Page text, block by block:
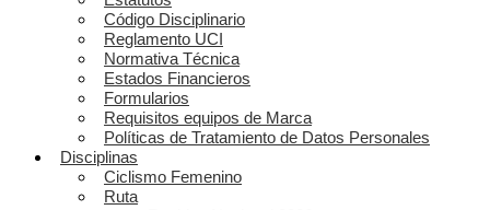
Código Disciplinario
Reglamento UCI
Normativa Técnica
Estados Financieros
Formularios
Requisitos equipos de Marca
Políticas de Tratamiento de Datos Personales
Disciplinas
Ciclismo Femenino
Ruta